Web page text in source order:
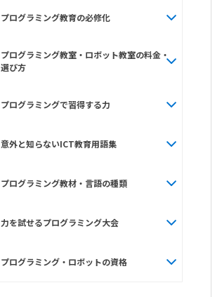
プログラミング教育の必修化
プログラミング教室・ロボット教室の料金・
選び方
プログラミングで習得する力
意外と知らないICT教育用語集
プログラミング教材・言語の種類
力を試せるプログラミング大会
プログラミング・ロボットの資格